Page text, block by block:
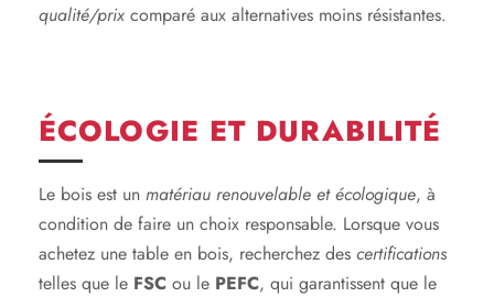
qualité/prix comparé aux alternatives moins résistantes.
ÉCOLOGIE ET DURABILITÉ
Le bois est un matériau renouvelable et écologique, à
condition de faire un choix responsable. Lorsque vous
achetez une table en bois, recherchez des certifications
telles que le FSC ou le PEFC, qui garantissent que le